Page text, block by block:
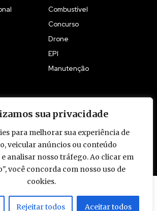
sua privacidade
para melhorar sua experiência de
veicular anúncios ou conteúdo
analisar nosso tráfego. Ao clicar em
você concorda com nosso uso de
cookies.
Rejeitar todos Aceitar todos
Combustível
Concurso
Drone
EPI
Manutenção
Policial. Todos os direitos reservados. Brasil.